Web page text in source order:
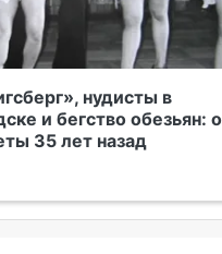
нудисты в
и бегство обезьян:
35 лет назад